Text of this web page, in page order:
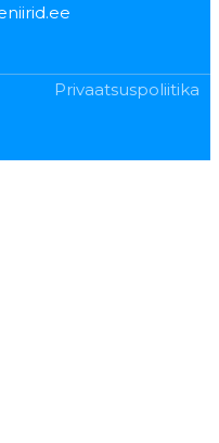
Privaatsuspoliitika